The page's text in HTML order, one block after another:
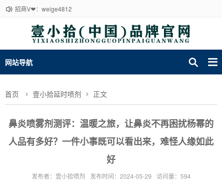
招商V❤：weige4812
网站导航
首页 壹小拾延时喷剂 正文
鼻炎喷雾剂测评：温暖之旅，让鼻炎不再困扰杨幂的
人品有多好？一件小事既可以看出来，难怪人缘如此
好
发布者：壹小拾喷剂 发布时间：2024-05-29 访问量：594